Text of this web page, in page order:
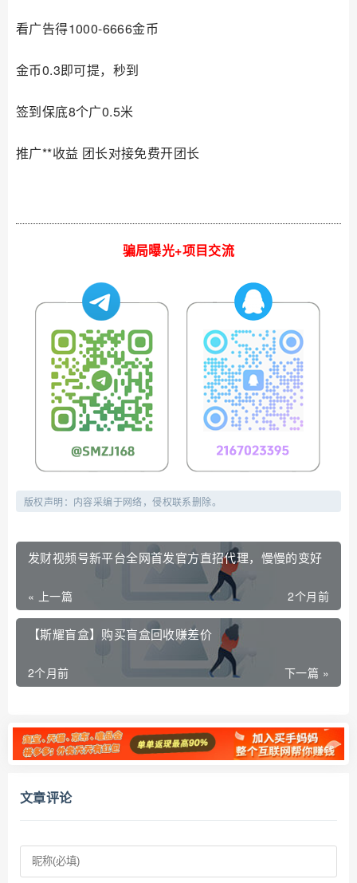
看广告得1000-6666金币
金币0.3即可提，秒到
签到保底8个广0.5米
推广**收益 团长对接免费开团长
骗局曝光+项目交流
版权声明：内容采编于网络，侵权联系删除。
发财视频号新平台全网首发官方直招代理，慢慢的变好
« 上一篇 2个月前
【斯耀盲盒】购买盲盒回收赚差价
下一篇 »
2个月前
文章评论